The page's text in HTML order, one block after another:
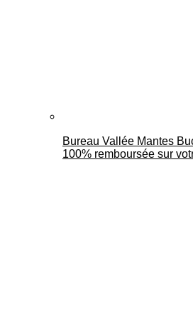
Bureau Vallée Mantes
100% remboursée sur